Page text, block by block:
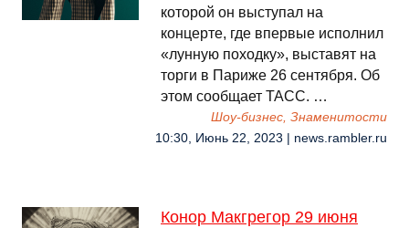
которой он выступал на
концерте, где впервые исполнил
«лунную походку», выставят на
торги в Париже 26 сентября. Об
этом сообщает ТАСС. …
Шоу-бизнес, Знаменитости
10:30, Июнь 22, 2023 | news.rambler.ru
Конор Макгрегор 29 июня